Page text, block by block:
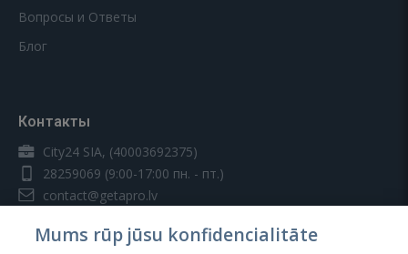
Вопросы и Ответы
Блог
Контакты
City24 SIA, (40003692375)
28259069 (9:00-17:00 пн. - пт.)
contact@getapro.lv
Mums rūp jūsu konfidencialitāte